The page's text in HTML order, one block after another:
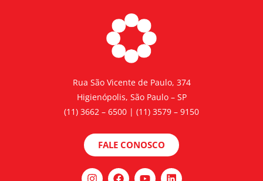
Rua São Vicente de Paulo, 374
Higienópolis, São Paulo – SP
(11) 3662 – 6500 | (11) 3579 – 9150
FALE CONOSCO